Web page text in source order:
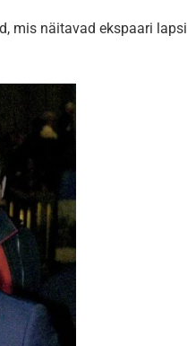
mis näitavad ekspaari lapsi